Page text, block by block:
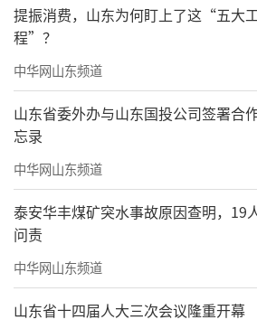
提振消费，山东为何盯上了这“五大
程”？
中华网山东频道
山东省委外办与山东国投公司签署合
忘录
中华网山东频道
泰安华丰煤矿突水事故原因查明，19
问责
中华网山东频道
山东省十四届人大三次会议隆重开幕